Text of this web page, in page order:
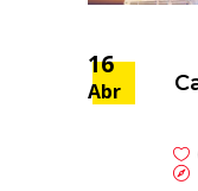
16
Abr